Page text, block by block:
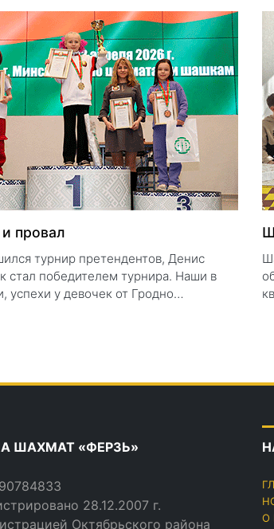
и провал
турнир претендентов, Денис
стал победителем турнира. Наши в
успехи у девочек от Гродно…
ШАХМАТ «ФЕРЗЬ»
28.12.2007 г.
Октябрьского района
О